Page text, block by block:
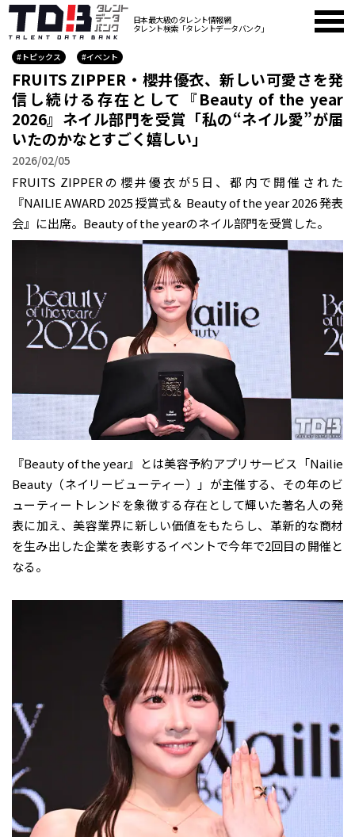
日本最大級のタレント情報網
タレント検索「タレントデータバンク」
#トピックス #イベント
FRUITS ZIPPER・櫻井優衣、新しい可愛さを発
信し続ける存在として『Beauty of the year
2026』ネイル部門を受賞「私の“ネイル愛”が届
いたのかなとすごく嬉しい」
2026/02/05
FRUITS ZIPPERの櫻井優衣が5日、都内で開催された
『NAILIE AWARD 2025 授賞式＆ Beauty of the year 2026 発表
会』に出席。Beauty of the yearのネイル部門を受賞した。
『Beauty of the year』とは美容予約アプリサービス「Nailie
Beauty（ネイリービューティー）」が主催する、その年のビ
ューティートレンドを象徴する存在として輝いた著名人の発
表に加え、美容業界に新しい価値をもたらし、革新的な商材
を生み出した企業を表彰するイベントで今年で2回目の開催と
なる。